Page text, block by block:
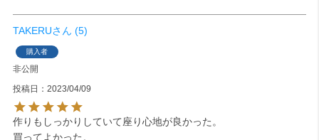
TAKERU 5
購入者
非公開
投稿日
2023/04/09
作りもしっかりしていて座り心地が良かった。
買ってよかった。